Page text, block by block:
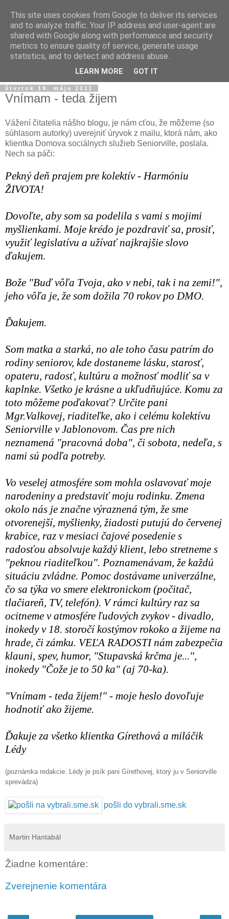
štvrtok 19. mája 2011
Vnímam - teda žijem
Vážení čitatelia nášho blogu, je nám cťou, že môžeme (so
súhlasom autorky) uverejniť úryvok z mailu, ktorá nám, ako
klientka Domova sociálnych služieb Seniorville, poslala.
Nech sa páči:
Pekný deň prajem pre kolektív - Harmóniu
ŽIVOTA!
Dovoľte, aby som sa podelila s vami s mojimi
myšlienkami. Moje krédo je pozdraviť sa, prosiť,
využiť legislatívu a užívať najkrajšie slovo
ďakujem.
Bože "Buď vôľa Tvoja, ako v nebi, tak i na zemi!",
jeho vôľa je, že som dožila 70 rokov po DMO.
Ďakujem.
Som matka a starká, no ale toho času patrím do
rodiny seniorov, kde dostaneme lásku, starosť,
opateru, radosť, kultúru a možnosť modliť sa v
kaplnke. Všetko je krásne a ukľudňujúce. Komu za
toto môžeme poďakovať? Určite pani
Mgr.Valkovej, riaditeľke, ako i celému kolektívu
Seniorville v Jablonovom. Čas pre nich
neznamená "pracovná doba", či sobota, nedeľa, s
nami sú podľa potreby.
Vo veselej atmosfére som mohla oslavovať moje
narodeniny a predstaviť moju rodinku. Zmena
okolo nás je značne výraznená tým, že sme
otvorenejší, myšlienky, žiadosti putujú do červenej
krabice, raz v mesiaci čajové posedenie s
radosťou absolvuje každý klient, lebo stretneme s
"peknou riaditeľkou". Poznamenávam, že každú
situáciu zvládne. Pomoc dostávame univerzálne,
čo sa týka vo smere elektronickom (počitač,
tlačiareň, TV, telefón). V rámci kultúry raz sa
ocitneme v atmosfére ľudových zvykov - divadlo,
inokedy v 18. storočí kostýmov rokoko a žijeme na
hrade, či zámku. VEĽA RADOSTI nám zabezpečia
klauni, spev, humor, "Stupavská krčma je...",
inokedy "Čože je to 50 ka" (aj 70-ka).
"Vnímam - teda žijem!" - moje heslo dovoľuje
hodnotiť ako žijeme.
Ďakuje za všetko klientka Gírethová a miláčik
Lédy
(poznámka redakcie: Lédy je psík pani Gírethovej, ktorý ju v Seniorville
sprevádza)
pošli do vybrali.sme.sk
Martin Hantabál
Žiadne komentáre:
Zverejnenie komentára
This site uses cookies from Google to deliver its services
and to analyze traffic. Your IP address and user-agent are
shared with Google along with performance and security
metrics to ensure quality of service, generate usage
statistics, and to detect and address abuse.
LEARN MORE GOT IT